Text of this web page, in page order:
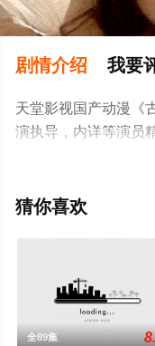
剧情介绍 我要
天堂影视国产动漫《
演执导，内详等演员
高清未删减完整版动
猜你喜欢
全89集